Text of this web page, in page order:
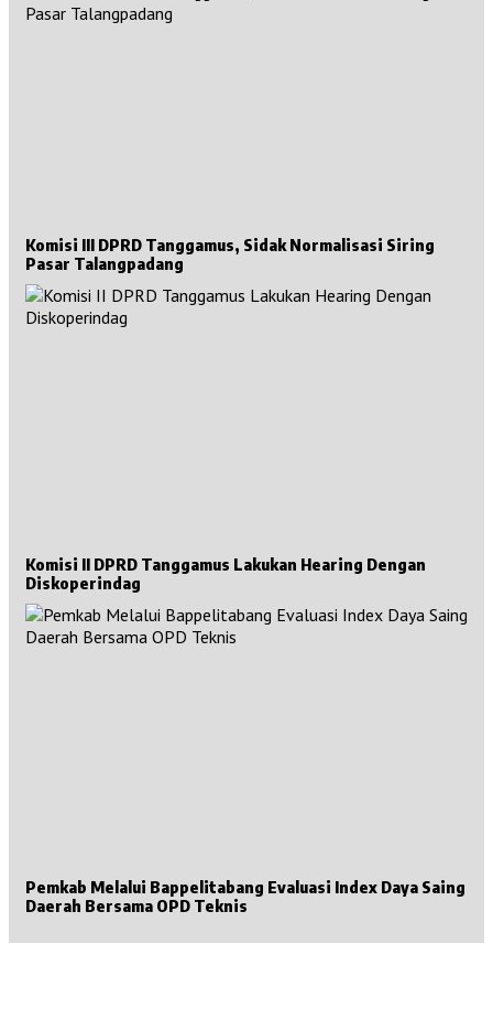
Komisi III DPRD Tanggamus, Sidak Normalisasi Siring
Pasar Talangpadang
Komisi II DPRD Tanggamus Lakukan Hearing Dengan
Diskoperindag
Pemkab Melalui Bappelitabang Evaluasi Index Daya Saing
Daerah Bersama OPD Teknis